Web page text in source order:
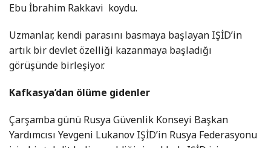
Ebu İbrahim Rakkavi koydu.
Uzmanlar, kendi parasını basmaya başlayan IŞİD’in
artık bir devlet özelliği kazanmaya başladığı
görüşünde birleşiyor.
Kafkasya’dan ölüme gidenler
Çarşamba günü Rusya Güvenlik Konseyi Başkan
Yardımcısı Yevgeni Lukanov IŞİD’in Rusya Federasyonu